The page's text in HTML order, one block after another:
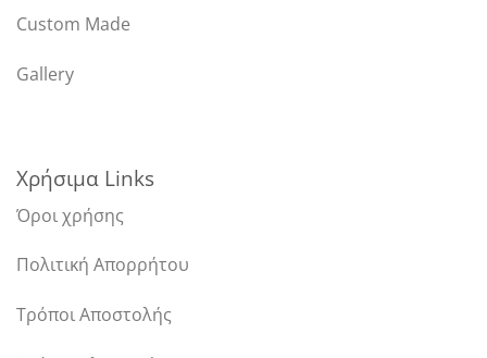
Custom Made
Gallery
Χρήσιμα Links
Όροι χρήσης
Πολιτική Απορρήτου
Τρόποι Αποστολής